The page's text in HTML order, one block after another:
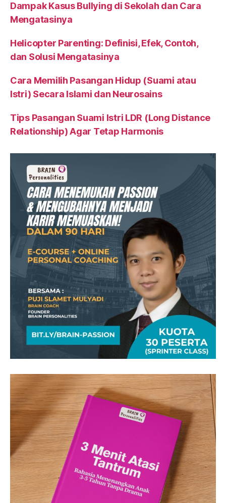
Dampak Kasus Bullying di Sekolah dan Cara
Mengatasinya
Helicopter Parenting: Definisi, Efek, Contoh,
dan Solusi Mengatasinya
Cara Memilih Pasangan Hidup (Suami atau
Istri) Secara Islami dan Neurosains
Tips Pasangan Suami Istri LDR (Long Distance
Relationship) Agar Tetap Harmonis